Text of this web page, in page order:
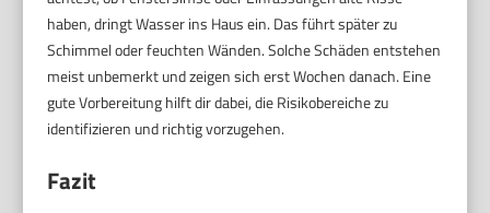
haben, dringt Wasser ins Haus ein. Das führt später zu
Schimmel oder feuchten Wänden. Solche Schäden entstehen
meist unbemerkt und zeigen sich erst Wochen danach. Eine
gute Vorbereitung hilft dir dabei, die Risikobereiche zu
identifizieren und richtig vorzugehen.
Fazit